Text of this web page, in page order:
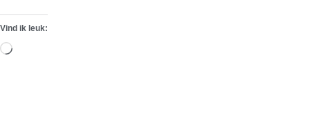
Vind ik leuk:
Aan